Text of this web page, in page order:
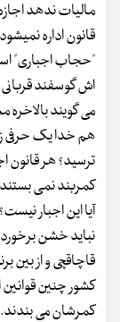
مالیات ندهد
قانون اداره
"حجاب اجباری"
اش گوسفند
می گویند
هم خدا یک حرفی
کمربند نمی بستند
آیا این اجبار
نباید خشن برخورد
قاچاقچی و از بین
کشور چنین
کمرشان می